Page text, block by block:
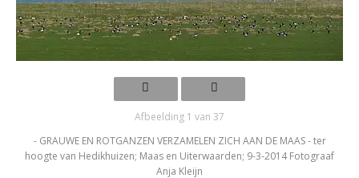
Afbeelding 1 van 37
- GRAUWE EN ROTGANZEN VERZAMELEN ZICH AAN DE MAAS - ter
hoogte van Hedikhuizen; Maas en Uiterwaarden; 9-3-2014 Fotograaf
Anja Kleijn